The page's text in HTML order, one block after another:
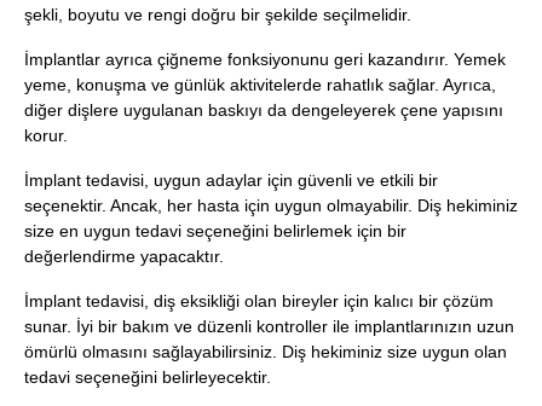
şekli, boyutu ve rengi doğru bir şekilde seçilmelidir.
İmplantlar ayrıca çiğneme fonksiyonunu geri kazandırır. Yemek
yeme, konuşma ve günlük aktivitelerde rahatlık sağlar. Ayrıca,
diğer dişlere uygulanan baskıyı da dengeleyerek çene yapısını
korur.
İmplant tedavisi, uygun adaylar için güvenli ve etkili bir
seçenektir. Ancak, her hasta için uygun olmayabilir. Diş hekiminiz
size en uygun tedavi seçeneğini belirlemek için bir
değerlendirme yapacaktır.
İmplant tedavisi, diş eksikliği olan bireyler için kalıcı bir çözüm
sunar. İyi bir bakım ve düzenli kontroller ile implantlarınızın uzun
ömürlü olmasını sağlayabilirsiniz. Diş hekiminiz size uygun olan
tedavi seçeneğini belirleyecektir.